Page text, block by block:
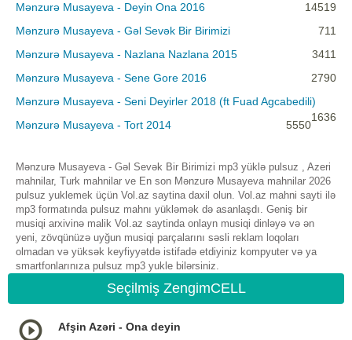
Mənzurə Musayeva - Deyin Ona 2016
14519
Mənzurə Musayeva - Gəl Sevək Bir Birimizi
711
Mənzurə Musayeva - Nazlana Nazlana 2015
3411
Mənzurə Musayeva - Sene Gore 2016
2790
Mənzurə Musayeva - Seni Deyirler 2018 (ft Fuad Agcabedili)
1636
Mənzurə Musayeva - Tort 2014 5550
Mənzurə Musayeva - Gəl Sevək Bir Birimizi mp3 yüklə pulsuz , Azeri
mahnilar, Turk mahnilar ve En son Mənzurə Musayeva mahnilar 2026
pulsuz yuklemek üçün Vol.az saytina daxil olun. Vol.az mahni sayti ilə
mp3 formatında pulsuz mahnı yükləmək də asanlaşdı. Geniş bir
musiqi arxivinə malik Vol.az saytinda onlayn musiqi dinləyə və ən
yeni, zövqünüzə uyğun musiqi parçalarını səsli reklam loqoları
olmadan və yüksək keyfiyyətdə istifadə etdiyiniz kompyuter və ya
smartfonlarınıza pulsuz mp3 yukle bilərsiniz.
Seçilmiş ZengimCELL
Afşin Azəri - Ona deyin